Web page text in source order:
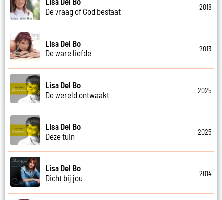
De vraag of God bestaat
2018
Lisa Del Bo
De ware liefde
2013
Lisa Del Bo
De wereld ontwaakt
2025
Lisa Del Bo
Deze tuin
2025
Lisa Del Bo
Dicht bij jou
2014